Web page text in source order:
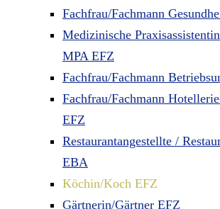
Fachfrau/Fachmann
Medizinische
MPA EFZ
Fachfrau/Fachmann
Fachfrau/Fachmann
EFZ
Restaurantangestellte /
EBA
Köchin/Koch EFZ
Gärtnerin/Gärtner EFZ